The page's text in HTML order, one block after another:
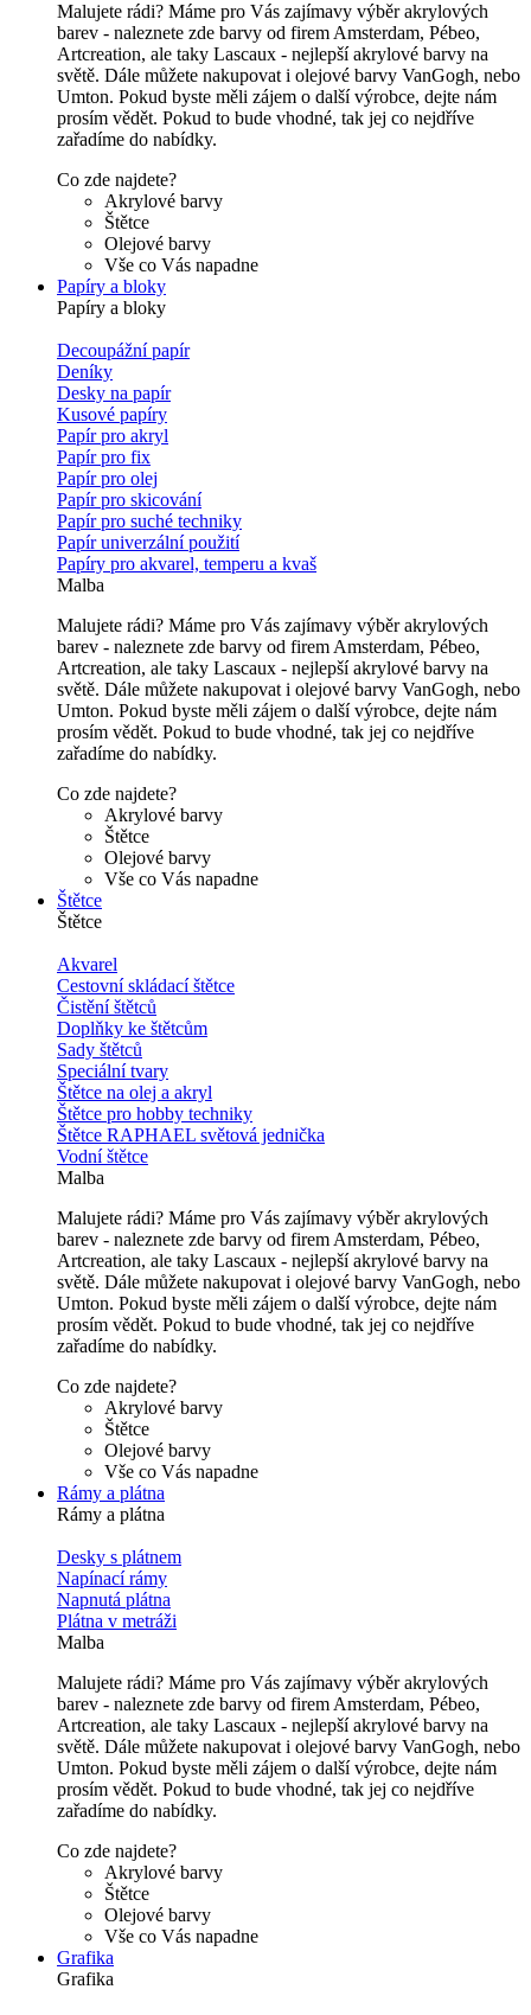
Malujete rádi? Máme pro Vás zajímavy výběr akrylových
barev - naleznete zde barvy od firem Amsterdam, Pébeo,
Artcreation, ale taky Lascaux - nejlepší akrylové barvy na
světě. Dále můžete nakupovat i olejové barvy VanGogh, nebo
Umton. Pokud byste měli zájem o další výrobce, dejte nám
prosím vědět. Pokud to bude vhodné, tak jej co nejdříve
zařadíme do nabídky.
Co zde najdete?
Akrylové barvy
Štětce
Olejové barvy
Vše co Vás napadne
Papíry a bloky
Papíry a bloky
Decoupážní papír
Deníky
Desky na papír
Kusové papíry
Papír pro akryl
Papír pro fix
Papír pro olej
Papír pro skicování
Papír pro suché techniky
Papír univerzální použití
Papíry pro akvarel, temperu a kvaš
Malba
Malujete rádi? Máme pro Vás zajímavy výběr akrylových
barev - naleznete zde barvy od firem Amsterdam, Pébeo,
Artcreation, ale taky Lascaux - nejlepší akrylové barvy na
světě. Dále můžete nakupovat i olejové barvy VanGogh, nebo
Umton. Pokud byste měli zájem o další výrobce, dejte nám
prosím vědět. Pokud to bude vhodné, tak jej co nejdříve
zařadíme do nabídky.
Co zde najdete?
Akrylové barvy
Štětce
Olejové barvy
Vše co Vás napadne
Štětce
Štětce
Akvarel
Cestovní skládací štětce
Čistění štětců
Doplňky ke štětcům
Sady štětců
Speciální tvary
Štětce na olej a akryl
Štětce pro hobby techniky
Štětce RAPHAEL světová jednička
Vodní štětce
Malba
Malujete rádi? Máme pro Vás zajímavy výběr akrylových
barev - naleznete zde barvy od firem Amsterdam, Pébeo,
Artcreation, ale taky Lascaux - nejlepší akrylové barvy na
světě. Dále můžete nakupovat i olejové barvy VanGogh, nebo
Umton. Pokud byste měli zájem o další výrobce, dejte nám
prosím vědět. Pokud to bude vhodné, tak jej co nejdříve
zařadíme do nabídky.
Co zde najdete?
Akrylové barvy
Štětce
Olejové barvy
Vše co Vás napadne
Rámy a plátna
Rámy a plátna
Desky s plátnem
Napínací rámy
Napnutá plátna
Plátna v metráži
Malba
Malujete rádi? Máme pro Vás zajímavy výběr akrylových
barev - naleznete zde barvy od firem Amsterdam, Pébeo,
Artcreation, ale taky Lascaux - nejlepší akrylové barvy na
světě. Dále můžete nakupovat i olejové barvy VanGogh, nebo
Umton. Pokud byste měli zájem o další výrobce, dejte nám
prosím vědět. Pokud to bude vhodné, tak jej co nejdříve
zařadíme do nabídky.
Co zde najdete?
Akrylové barvy
Štětce
Olejové barvy
Vše co Vás napadne
Grafika
Grafika